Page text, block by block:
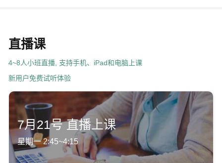
直播课
4~8人小班直播, 支持手机、iPad和电脑上课
新用户免费试听体验
7月21号 直播上课
星期一 2:45~4:15